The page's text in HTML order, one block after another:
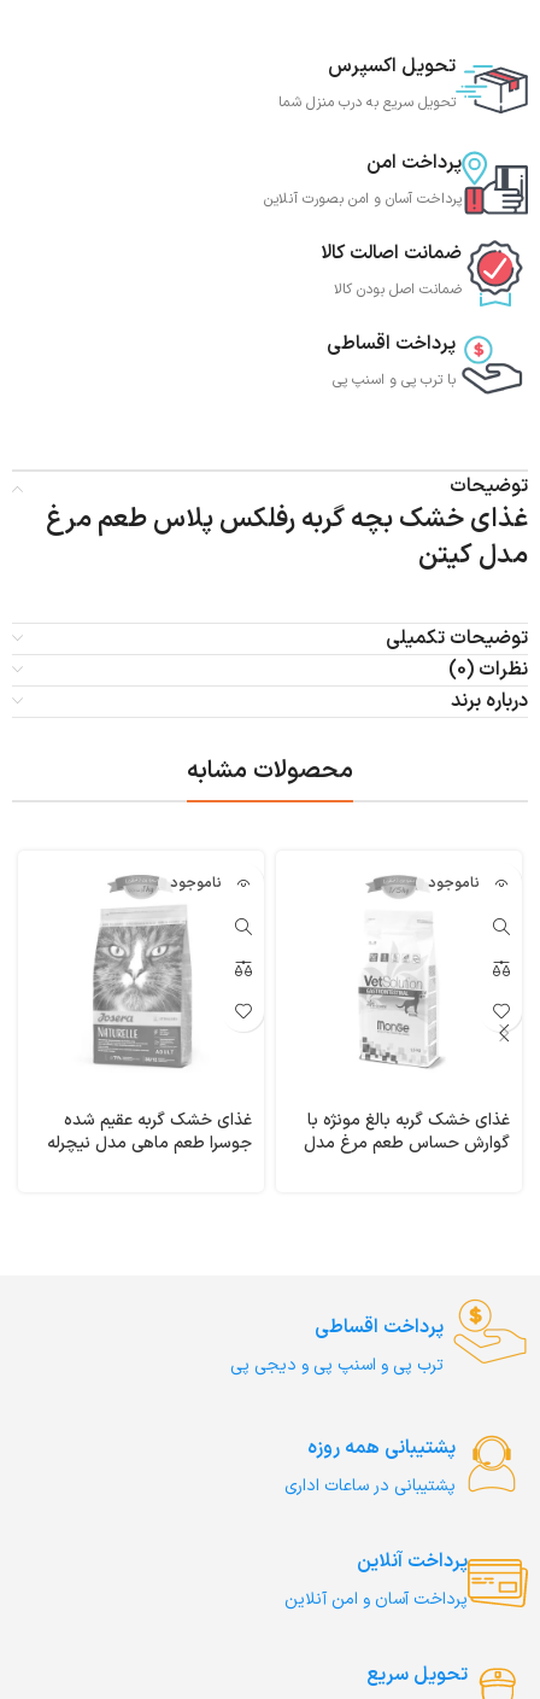
تحویل اکسپرس
تحویل سریع به درب منزل شما
پرداخت امن
پرداخت آسان و امن بصورت آنلاین
ضمانت اصالت کالا
ضمانت اصل بودن کالا
پرداخت اقساطی
با ترب‌ پی و اسنپ پی
توضیحات
غذای خشک بچه گربه رفلکس پلاس طعم مرغ
مدل کیتن
توضیحات تکمیلی
نظرات (0)
درباره برند
محصولات مشابه
ناموجود
غذای خشک گربه بالغ مونژه با
گوارش حساس طعم مرغ مدل
ناموجود
غذای خشک گربه عقیم شده
جوسرا طعم ماهی مدل نیچرله
پرداخت اقساطی
ترب‌ پی و اسنپ پی و دیجی پی
پشتیبانی همه روزه
پشتیبانی در ساعات اداری
پرداخت آنلاین
پرداخت آسان و امن آنلاین
تحویل سریع